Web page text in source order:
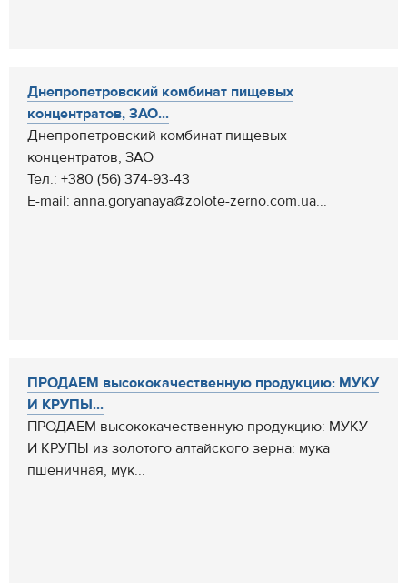
Днепропетровский комбинат пищевых
концентратов, ЗАО...
Днепропетровский комбинат пищевых
концентратов, ЗАО
Тел.: +380 (56) 374-93-43
E-mail: anna.goryanaya@zolote-zerno.com.ua...
ПРОДАЕМ высококачественную продукцию: МУКУ
И КРУПЫ...
ПРОДАЕМ высококачественную продукцию: МУКУ
И КРУПЫ из золотого алтайского зерна: мука
пшеничная, мук...